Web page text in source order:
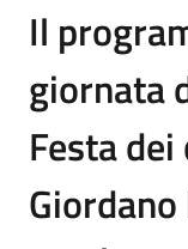
Il
giornata
Festa